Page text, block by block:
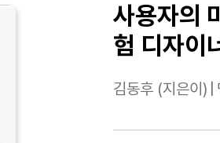
사용자의
험 디자이
김동후 (지은이)